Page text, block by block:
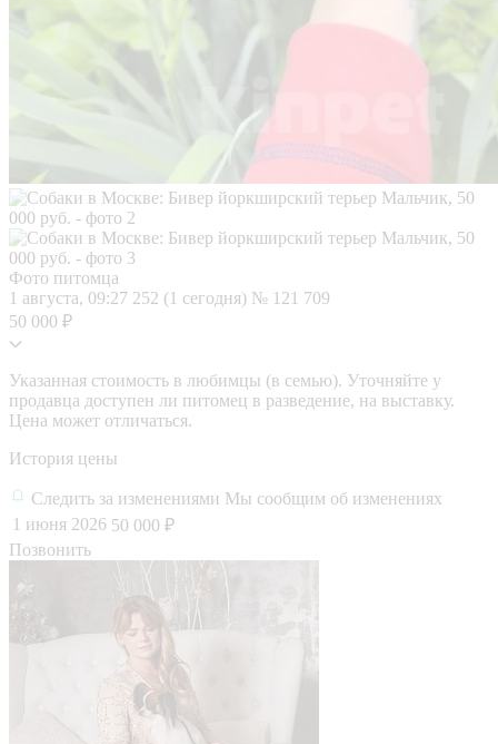
Фото питомца
1 августа, 09:27 252 (1 сегодня) № 121 709
50 000 ₽
Указанная стоимость в любимцы (в семью). Уточняйте у
продавца доступен ли питомец в разведение, на выставку.
Цена может отличаться.
История цены
Следить за изменениями Мы сообщим об изменениях
1 июня 2026 50 000 ₽
Позвонить